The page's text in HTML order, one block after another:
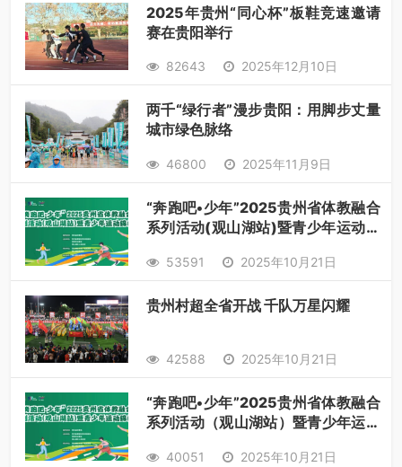
2025年贵州“同心杯”板鞋竞速邀请
赛在贵阳举行
82643 2025年12月10日
两千“绿行者”漫步贵阳：用脚步丈量
城市绿色脉络
46800 2025年11月9日
“奔跑吧•少年”2025贵州省体教融合
系列活动(观山湖站)暨青少年运动锦
53591 2025年10月21日
贵州村超全省开战 千队万星闪耀
42588 2025年10月21日
“奔跑吧•少年”2025贵州省体教融合
系列活动（观山湖站）暨青少年运动
40051 2025年10月21日